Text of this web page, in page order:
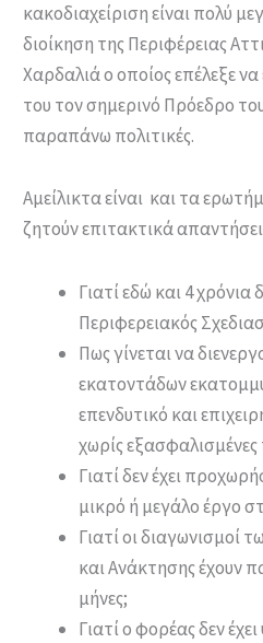
κακοδιαχείριση είναι πολύ
διοίκηση της Περιφέρειας
Χαρδαλιά ο οποίος επέλεξε
του τον σημερινό Πρόεδρο
παραπάνω πολιτικές.
Αμείλικτα είναι και τα
ζητούν επιτακτικά
Γιατί εδώ και 4 χρόνια
Περιφερειακός
Πως γίνεται να
εκατοντάδων
επενδυτικό και
χωρίς εξασφαλισμένες
Γιατί δεν έχει
μικρό ή μεγάλο έργο
Γιατί οι διαγωνισμοί
και Ανάκτησης έχουν
μήνες;
Γιατί ο φορέας δεν